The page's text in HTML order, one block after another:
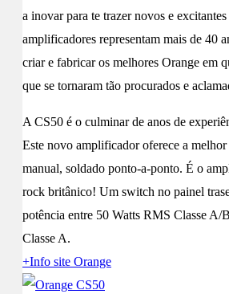
a inovar para te trazer novos e
amplificadores representam mais de 40
criar e fabricar os melhores Orange em
que se tornaram tão procurados e
A CS50 é o culminar de anos de
Este novo amplificador oferece a
manual, soldado ponto-a-ponto. É o
rock britânico! Um switch no painel
potência entre 50 Watts RMS Classe A/
Classe A.
+Info site Orange